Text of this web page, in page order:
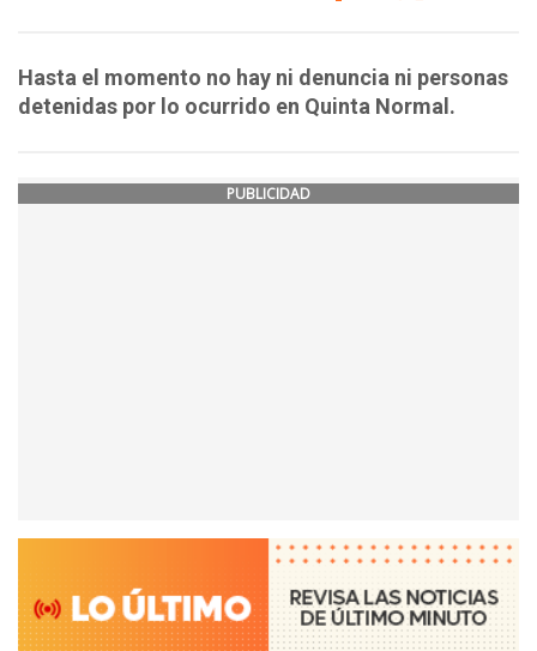
Hasta el momento no hay ni denuncia ni personas
detenidas por lo ocurrido en Quinta Normal.
PUBLICIDAD